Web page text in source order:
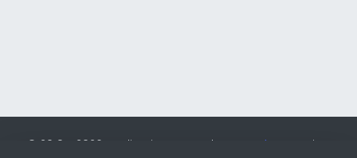
© 2019 - 2026 Realisatie en SEO door SEO-bureau
Lion